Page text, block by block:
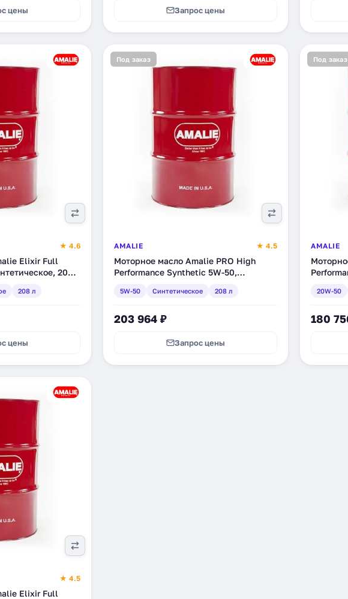
цены Запрос цены
★ 4.6
Elixir Full
208 л
208 л
цены
Под заказ
AMALIE ★ 4.5
Моторное масло Amalie PRO High
Performance Synthetic 5W-50,
5W-50 Синтетическое 208 л
203 964 ₽
Запрос цены
Под заказ
AMALIE
20W-50
180
★ 4.5
Elixir Full